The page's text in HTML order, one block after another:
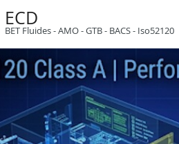
ECD
BET Fluides - AMO - GTB - BACS - Iso52120